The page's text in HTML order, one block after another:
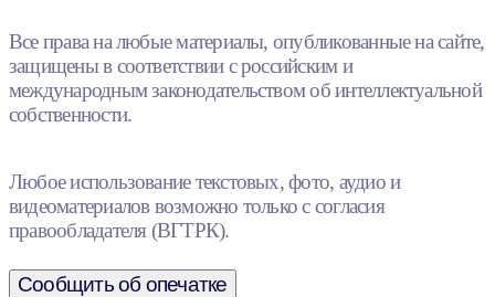
Все права на любые материалы, опубликованные на сайте,
защищены в соответствии с российским и
международным законодательством об интеллектуальной
собственности.
Любое использование текстовых, фото, аудио и
видеоматериалов возможно только с согласия
правообладателя (ВГТРК).
Сообщить об опечатке